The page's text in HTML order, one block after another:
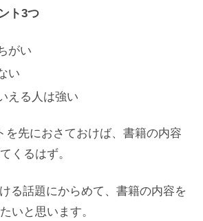
ト3つ
がい
い
える人は強い
を先におさておけば、書籍の内容
くるはず。
る話題にからめて、書籍の内容を
いと思います。